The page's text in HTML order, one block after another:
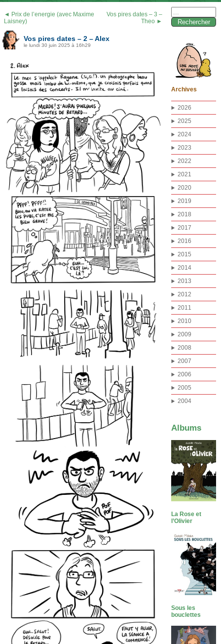
◄ Prix de l’energie (avec Maxime
Laisney)
Vos pires dates – 3 –
Theo ►
Vos pires dates – 2 – Alex
le lundi 30 juin 2025 à 16h29
Archives
2026
2025
2024
2023
2022
2021
2020
2019
2018
2017
2016
2015
2014
2013
2012
2011
2010
2009
2008
2007
2006
2005
2004
Albums
La Rose et
l’Olivier
Sous les
bouclettes